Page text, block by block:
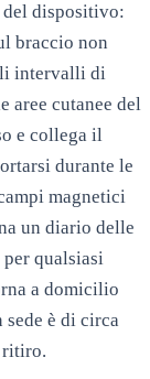
del dispositivo:
braccio non
intervalli di
aree cutanee del
e collega il
durante le
magnetici
un diario delle
qualsiasi
a domicilio
è di circa
ritiro.